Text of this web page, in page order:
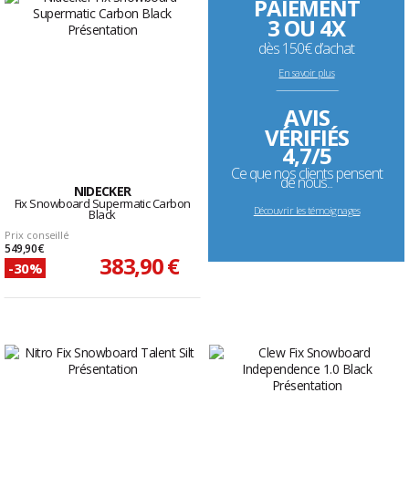
NIDECKER
Fix Snowboard Supermatic Carbon
Black
Prix conseillé
549,90 €
-30% 383,90 €
PAIEMENT
3 OU 4X
dès 150€ d’achat
En savoir plus
--------------------------------------------------------------------
AVIS
VÉRIFIÉS
4,7/5
Ce que nos clients pensent
de nous...
Découvrir les témoignages